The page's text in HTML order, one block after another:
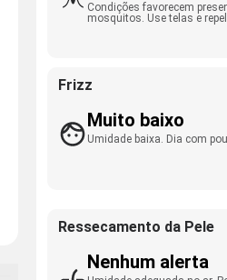
Condições favorecem
mosquitos. Use telas e
Frizz
Muito baixo
Umidade baixa. Dia com
Ressecamento da Pele
Nenhum alerta